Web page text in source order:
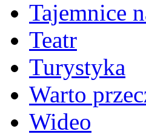
Tajemnice
Teatr
Turystyka
Warto
Wideo